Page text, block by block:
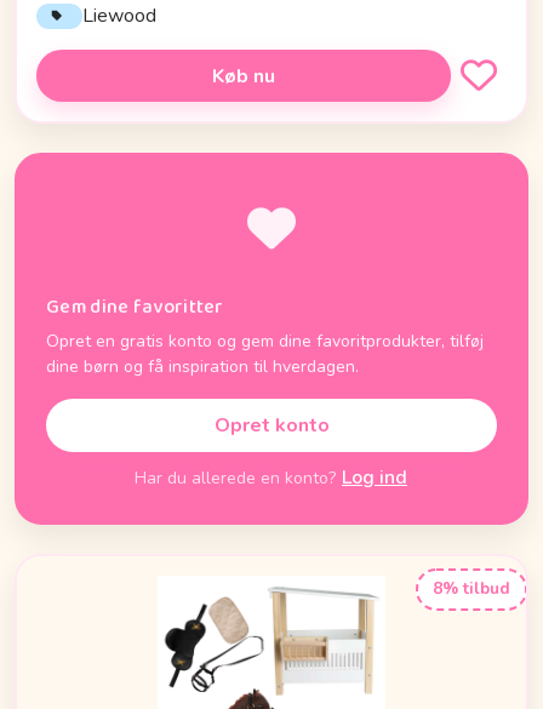
Liewood
Køb nu
Gem dine favoritter
Opret en gratis konto og gem dine favoritprodukter, tilføj
dine børn og få inspiration til hverdagen.
Opret konto
Har du allerede en konto? Log ind
8% tilbud